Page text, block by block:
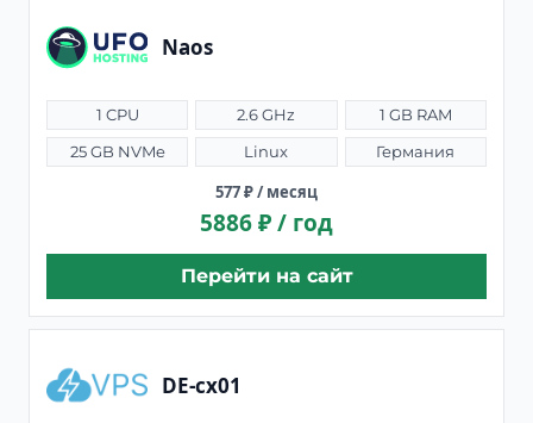
Naos
1 CPU 2.6 GHz
1 GB RAM
25 GB NVMe
Linux Германия
577 ₽ / месяц
5886 ₽ / год
Перейти на сайт
DE-cx01